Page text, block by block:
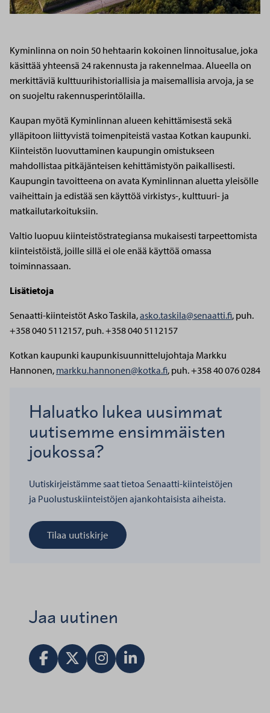
Kyminlinna on noin 50 hehtaarin kokoinen linnoitusalue, joka
käsittää yhteensä 24 rakennusta ja rakennelmaa. Alueella on
merkittäviä kulttuurihistoriallisia ja maisemallisia arvoja, ja se
on suojeltu rakennusperintölailla.
Kaupan myötä Kyminlinnan alueen kehittämisestä sekä
ylläpitoon liittyvistä toimenpiteistä vastaa Kotkan kaupunki.
Kiinteistön luovuttaminen kaupungin omistukseen
mahdollistaa pitkäjänteisen kehittämistyön paikallisesti.
Kaupungin tavoitteena on avata Kyminlinnan aluetta yleisölle
vaiheittain ja edistää sen käyttöä virkistys-, kulttuuri- ja
matkailutarkoituksiin.
Valtio luopuu kiinteistöstrategiansa mukaisesti tarpeettomista
kiinteistöistä, joille sillä ei ole enää käyttöä omassa
toiminnassaan.
Lisätietoja
Senaatti-kiinteistötAsko Taskila,asko.taskila@senaatti.fi, puh.
+358 040 5112157, puh. +358 040 5112157
Kotkan kaupunki kaupunkisuunnittelujohtaja Markku
Hannonen, markku.hannonen@kotka.fi, puh. +358 40 076 0284
Haluatko lukea uusimmat
uutisemme ensimmäisten
joukossa?
Uutiskirjeistämme saat tietoa Senaatti-kiinteistöjen
ja Puolustuskiinteistöjen ajankohtaisista aiheista.
Tilaa uutiskirje
Jaa uutinen